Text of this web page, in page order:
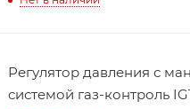
Регулятор давления с
системой газ-контроль